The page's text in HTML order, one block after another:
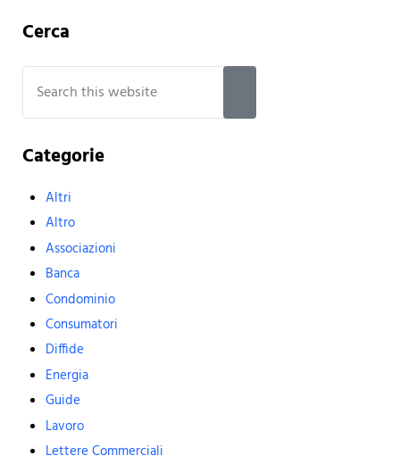
Sidebar
Cerca
Search this website
Categorie
Altri
Altro
Associazioni
Banca
Condominio
Consumatori
Diffide
Energia
Guide
Lavoro
Lettere Commerciali